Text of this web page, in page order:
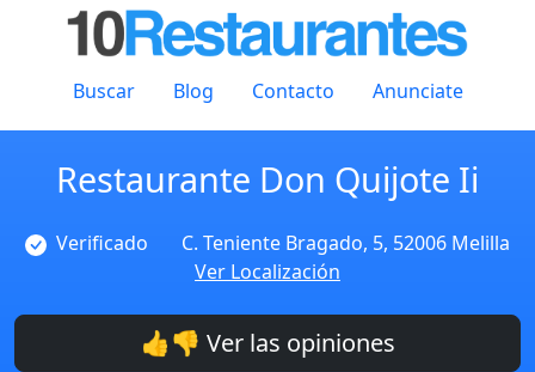
Buscar Blog Contacto Anunciate
Restaurante Don Quijote Ii
Verificado
C. Teniente Bragado, 5, 52006 Melilla
Ver Localización
👍👎 Ver las opiniones